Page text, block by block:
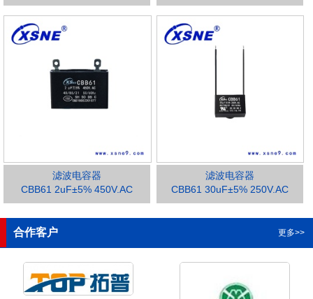
滤波电容器
CBB61 2uF±5% 450V.AC
滤波电容器
CBB61 30uF±5% 250V.AC
合作客户 更多>>